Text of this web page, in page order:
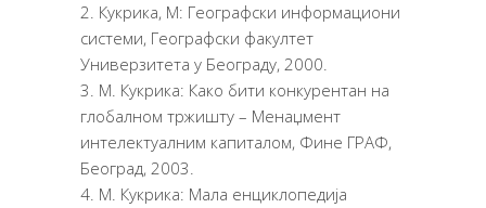
Кукрика, М: Географски информациони
системи, Географски факултет
Универзитета у Београду, 2000.
М. Кукрика: Како бити конкурентан на
глобалном тржишту – Менаџмент
интелектуалним капиталом, Фине ГРАФ,
Београд, 2003.
М. Кукрика: Мала енциклопедија